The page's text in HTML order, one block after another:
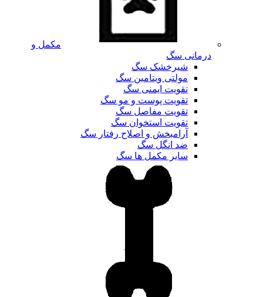
مکمل و
درمانی سگ
شیرخشک سگ
مولتی ویتامین سگ
تقویت ایمنی سگ
تقویت پوست و مو سگ
تقویت مفاصل سگ
تقویت استخوان سگ
آرامبخش و اصلاح رفتار سگ
ضد انگل سگ
سایر مکمل ها سگ